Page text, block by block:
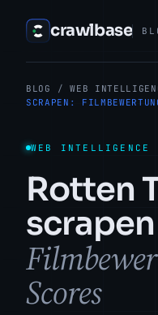
crawlbase
BLOG / WEB
SCRAPEN:
WEB INTELLIGENCE
Rotten
scrapen
Scores